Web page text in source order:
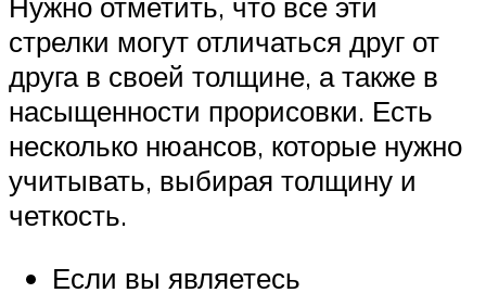
стрелки могут отличаться друг от
друга в своей толщине, а также в
насыщенности прорисовки. Есть
несколько нюансов, которые нужно
учитывать, выбирая толщину и
четкость.
Если вы являетесь